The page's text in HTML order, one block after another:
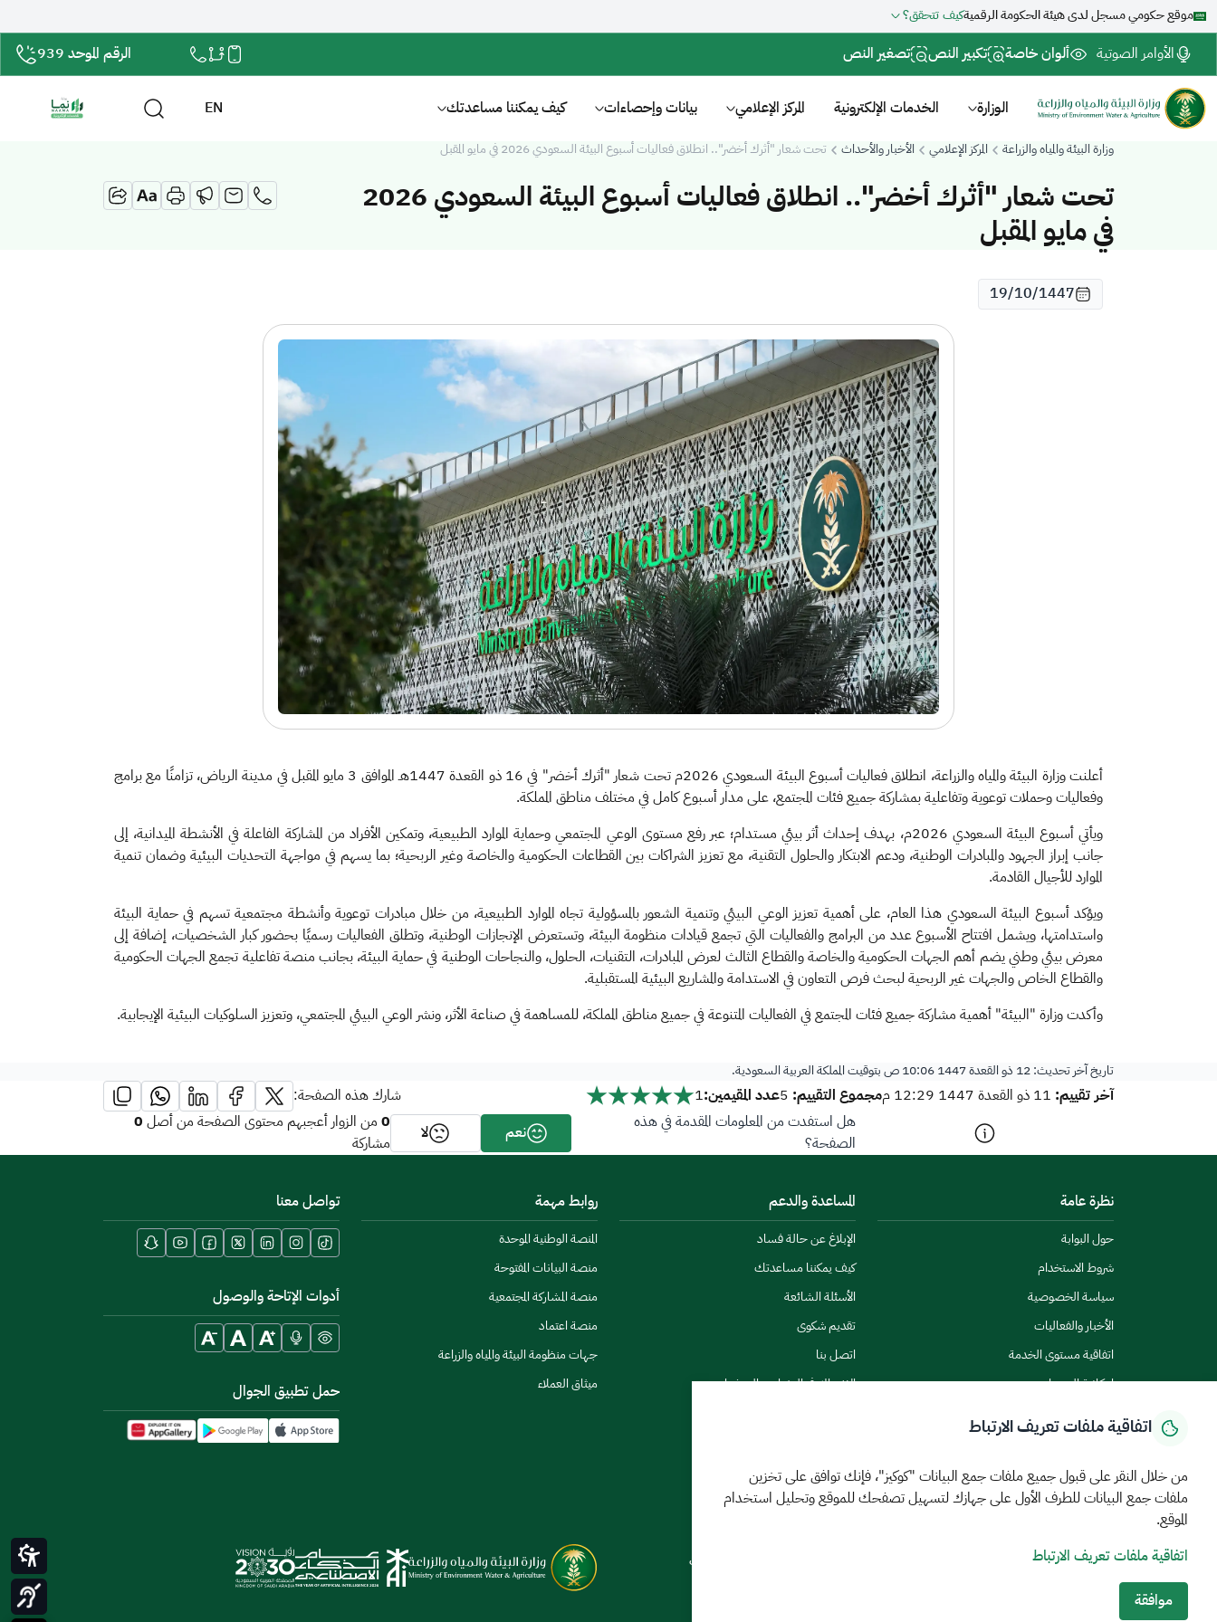
موقع حكومي مسجل لدى هيئة الحكومة الرقميةكيف تتحقق؟
الأوامر الصوتية ألوان خاصة تكبير النص تصغير النص الرقم الموحد 939
الوزارة الخدمات الإلكترونية المركز الإعلامي بيانات وإحصاءات كيف يمكننا مساعدتك EN
وزارة البيئة والمياه والزراعة المركز الإعلامي الأخبار والأحداث تحت شعار "أثرك أخضر".. انطلاق فعاليات أسبوع البيئة السعودي 2026 في مايو المقبل
تحت شعار "أثرك أخضر".. انطلاق فعاليات أسبوع البيئة السعودي 2026
في مايو المقبل
19/10/1447
أعلنت وزارة البيئة والمياه والزراعة، انطلاق فعاليات أسبوع البيئة السعودي 2026م تحت شعار "أثرك أخضر" في 16 ذو القعدة 1447هـ الموافق 3 مايو المقبل في مدينة الرياض، تزامنًا مع برامج
وفعاليات وحملات توعوية وتفاعلية بمشاركة جميع فئات المجتمع، على مدار أسبوع كامل في مختلف مناطق المملكة.
ويأتي أسبوع البيئة السعودي 2026م، بهدف إحداث أثر بيئي مستدام؛ عبر رفع مستوى الوعي المجتمعي وحماية الموارد الطبيعية، وتمكين الأفراد من المشاركة الفاعلة في الأنشطة الميدانية، إلى
جانب إبراز الجهود والمبادرات الوطنية، ودعم الابتكار والحلول التقنية، مع تعزيز الشراكات بين القطاعات الحكومية والخاصة وغير الربحية؛ بما يسهم في مواجهة التحديات البيئية وضمان تنمية
الموارد للأجيال القادمة.
ويؤكد أسبوع البيئة السعودي هذا العام، على أهمية تعزيز الوعي البيئي وتنمية الشعور بالمسؤولية تجاه الموارد الطبيعية، من خلال مبادرات توعوية وأنشطة مجتمعية تسهم في حماية البيئة
واستدامتها، ويشمل افتتاح الأسبوع عدد من البرامج والفعاليات التي تجمع قيادات منظومة البيئة، وتستعرض الإنجازات الوطنية، وتطلق الفعاليات رسميًا بحضور كبار الشخصيات، إضافة إلى
معرض بيئي وطني يضم أهم الجهات الحكومية والخاصة والقطاع الثالث لعرض المبادرات، التقنيات، الحلول، والنجاحات الوطنية في حماية البيئة، بجانب منصة تفاعلية تجمع الجهات الحكومية
والقطاع الخاص والجهات غير الربحية لبحث فرص التعاون في الاستدامة والمشاريع البيئية المستقبلية.
وأكدت وزارة "البيئة" أهمية مشاركة جميع فئات المجتمع في الفعاليات المتنوعة في جميع مناطق المملكة، للمساهمة في صناعة الأثر، ونشر الوعي البيئي المجتمعي، وتعزيز السلوكيات البيئية الإيجابية.​
تاريخ آخر تحديث:12 ذو القعدة 1447 10:06 ص بتوقيت المملكة العربية السعودية.
آخر تقييم: 11 ذو القعدة 1447 12:29 م مجموع التقييم: 5عدد المقيمين:1
شارك هذه الصفحة:
هل استفدت من المعلومات المقدمة في هذه
الصفحة؟
نعم لا 0من الزوار أعجبهم محتوى الصفحة من أصل0
مشاركة
نظرة عامة
حول البوابة
شروط الاستخدام
سياسة الخصوصية
الأخبار والفعاليات
اتفاقية مستوى الخدمة
إمكانية الوصول
المساعدة والدعم
الإبلاغ عن حالة فساد
كيف يمكننا مساعدتك
الأسئلة الشائعة
تقديم شكوى
اتصل بنا
الاشتراك في النشرات والتحذيرات
روابط مهمة
المنصة الوطنية الموحدة
منصة البيانات المفتوحة
منصة المشاركة المجتمعية
منصة اعتماد
جهات منظومة البيئة والمياه والزراعة
ميثاق العملاء
تواصل معنا
أدوات الإتاحة والوصول
حمل تطبيق الجوال
MEWA©جميع الحقوق محفوظة 2026
اتفاقية ملفات تعريف الارتباط
من خلال النقر على قبول جميع ملفات جمع البيانات "كوكيز"، فإنك توافق على تخزين
ملفات جمع البيانات للطرف الأول على جهازك لتسهيل تصفحك للموقع وتحليل استخدام
الموقع.
اتفاقية ملفات تعريف الارتباط
موافقة